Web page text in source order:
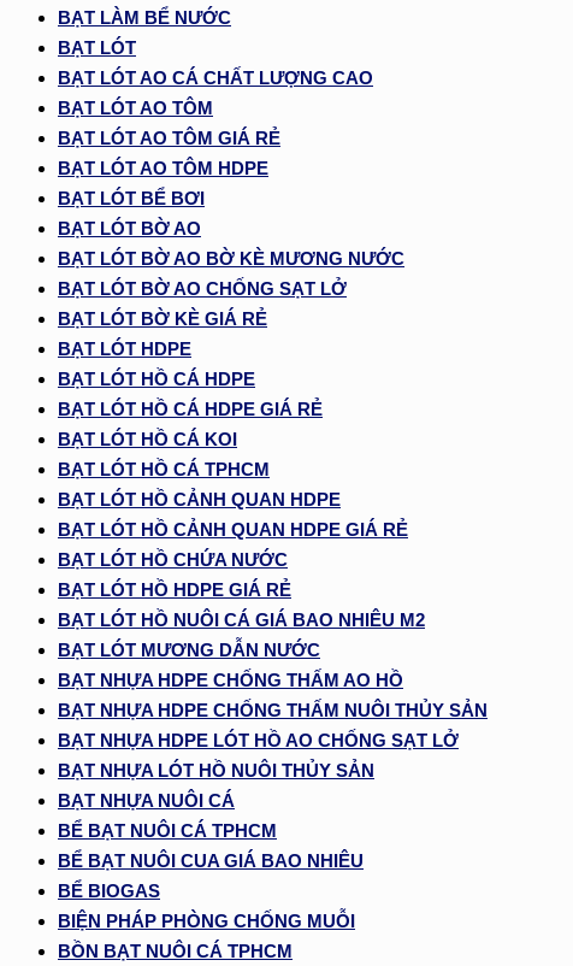
BẠT LÀM BỂ NƯỚC
BẠT LÓT
BẠT LÓT AO CÁ CHẤT LƯỢNG CAO
BẠT LÓT AO TÔM
BẠT LÓT AO TÔM GIÁ RẺ
BẠT LÓT AO TÔM HDPE
BẠT LÓT BỂ BƠI
BẠT LÓT BỜ AO
BẠT LÓT BỜ AO BỜ KÈ MƯƠNG NƯỚC
BẠT LÓT BỜ AO CHỐNG SẠT LỞ
BẠT LÓT BỜ KÈ GIÁ RẺ
BẠT LÓT HDPE
BẠT LÓT HỒ CÁ HDPE
BẠT LÓT HỒ CÁ HDPE GIÁ RẺ
BẠT LÓT HỒ CÁ KOI
BẠT LÓT HỒ CÁ TPHCM
BẠT LÓT HỒ CẢNH QUAN HDPE
BẠT LÓT HỒ CẢNH QUAN HDPE GIÁ RẺ
BẠT LÓT HỒ CHỨA NƯỚC
BẠT LÓT HỒ HDPE GIÁ RẺ
BẠT LÓT HỒ NUÔI CÁ GIÁ BAO NHIÊU M2
BẠT LÓT MƯƠNG DẪN NƯỚC
BẠT NHỰA HDPE CHỐNG THẤM AO HỒ
BẠT NHỰA HDPE CHỐNG THẤM NUÔI THỦY SẢN
BẠT NHỰA HDPE LÓT HỒ AO CHỐNG SẠT LỞ
BẠT NHỰA LÓT HỒ NUÔI THỦY SẢN
BẠT NHỰA NUÔI CÁ
BỂ BẠT NUÔI CÁ TPHCM
BỂ BẠT NUÔI CUA GIÁ BAO NHIÊU
BỂ BIOGAS
BIỆN PHÁP PHÒNG CHỐNG MUỖI
BỒN BẠT NUÔI CÁ TPHCM